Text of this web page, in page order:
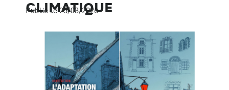
CLIMATIQUE
Publié le 25/03/2026.